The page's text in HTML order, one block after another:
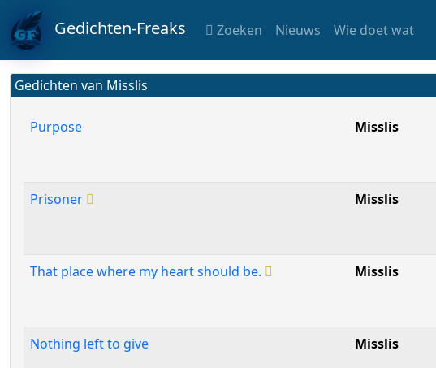
Gedichten-Freaks Zoeken Nieuws Wie doet wat
Gedichten van Misslis
Purpose Misslis
Prisoner
Misslis
That place where my heart should be.
Misslis
Nothing left to give
Misslis